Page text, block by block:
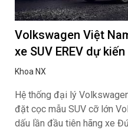
Volkswagen Việt
xe SUV EREV dự
Khoa NX
Hệ thống đại lý
đặt cọc mẫu SUV cỡ lớn
dấu lần đầu tiên hãng xe